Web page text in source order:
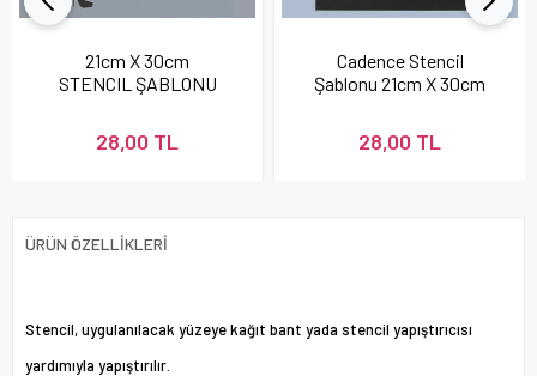
21cm X 30cm
STENCIL ŞABLONU
28,00 TL
Cadence Stencil
Şablonu 21cm X 30cm
28,00 TL
ÜRÜN ÖZELLIKLERI
Stencil, uygulanılacak yüzeye kağıt bant yada stencil yapıştırıcısı
yardımıyla yapıştırılır.